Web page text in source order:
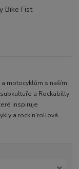
motocyklům s naším
a Rockabilly
inspiruje
a rock'n'rollová